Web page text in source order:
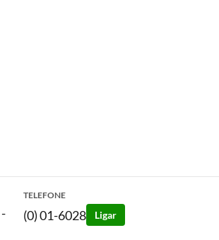
-
TELEFONE
(0) 01-6028 Ligar